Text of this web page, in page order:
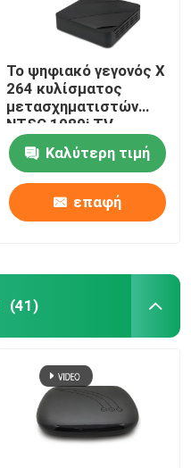
Το ψηφιακό γεγονός Χ
264 κυλίσματος
μετασχηματιστών
NTSC 1080i TV
αποκωδικοποιεί
Καλύτερη τιμή
επαφή
(41)